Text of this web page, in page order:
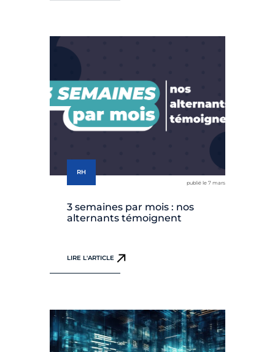
RH
publié le 7 mars
3 semaines par mois : nos
alternants témoignent
LIRE L'ARTICLE